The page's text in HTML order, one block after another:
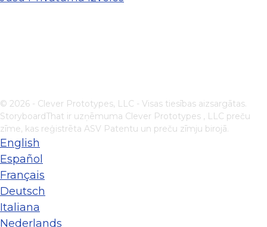
© 2026 - Clever Prototypes, LLC - Visas tiesības aizsargātas.
StoryboardThat ir uzņēmuma Clever Prototypes , LLC preču
zīme, kas reģistrēta ASV Patentu un preču zīmju birojā.
English
Español
Français
Deutsch
Italiana
Nederlands